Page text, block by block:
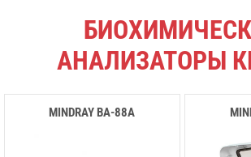
АНАЛИЗАТОРЫ
MINDRAY BA-88А